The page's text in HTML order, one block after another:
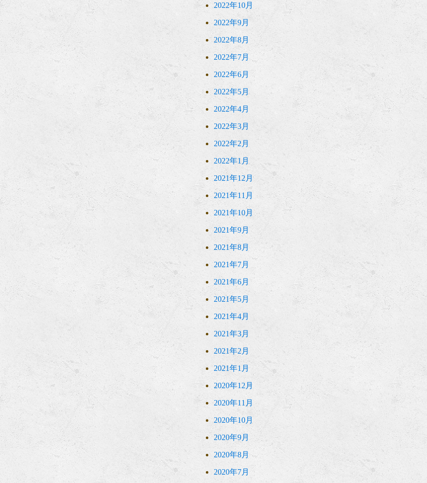
2022年10月
2022年9月
2022年8月
2022年7月
2022年6月
2022年5月
2022年4月
2022年3月
2022年2月
2022年1月
2021年12月
2021年11月
2021年10月
2021年9月
2021年8月
2021年7月
2021年6月
2021年5月
2021年4月
2021年3月
2021年2月
2021年1月
2020年12月
2020年11月
2020年10月
2020年9月
2020年8月
2020年7月